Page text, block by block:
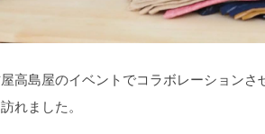
高島屋のイベントでコラボレーション
れました。